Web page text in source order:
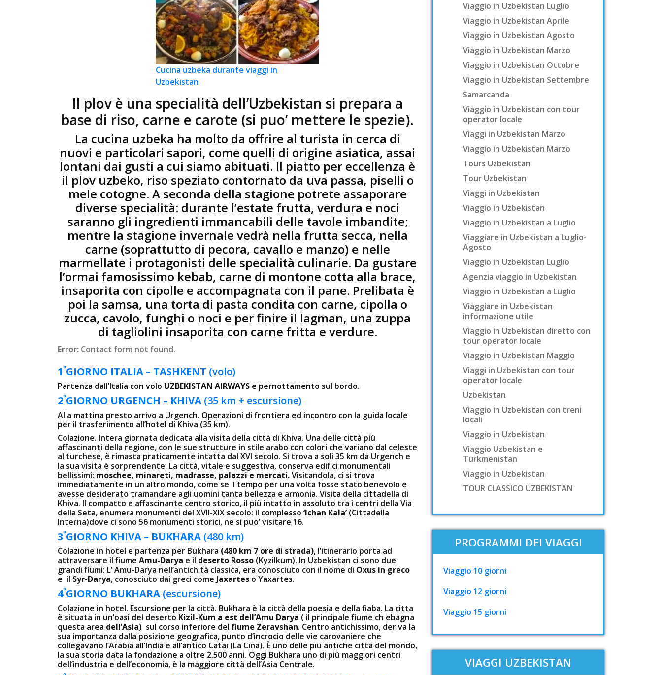
Cucina uzbeka durante viaggi in
Uzbekistan
Il plov è una specialità dell’Uzbekistan si prepara a
base di riso, carne e carote (si puo’ mettere le spezie).
La cucina uzbeka ha molto da offrire al turista in cerca di
nuovi e particolari sapori, come quelli di origine asiatica, assai
lontani dai gusti a cui siamo abituati. Il piatto per eccellenza è
il plov uzbeko, riso speziato contornato da uva passa, piselli o
mele cotogne. A seconda della stagione potrete assaporare
diverse specialità: durante l’estate frutta, verdura e noci
saranno gli ingredienti immancabili delle tavole imbandite;
mentre la stagione invernale vedrà nella frutta secca, nella
carne (soprattutto di pecora, cavallo e manzo) e nelle
marmellate i protagonisti delle specialità culinarie. Da gustare
l’ormai famosissimo kebab, carne di montone cotta alla brace,
insaporita con cipolle e accompagnata con il pane. Prelibata è
poi la samsa, una torta di pasta condita con carne, cipolla o
zucca, cavolo, funghi o noci e per finire il lagman, una zuppa
di tagliolini insaporita con carne fritta e verdure.
Error: Contact form not found.
1ºGIORNO ITALIA – TASHKENT (volo)
Partenza dall’Italia con volo UZBEKISTAN AIRWAYS e pernottamento sul bordo.
2ºGIORNO URGENCH – KHIVA (35 km + escursione)
Alla mattina presto arrivo a Urgench. Operazioni di frontiera ed incontro con la guida locale
per il trasferimento all’hotel di Khiva (35 km).
Colazione. Intera giornata dedicata alla visita della città di Khiva. Una delle città più
affascinanti della regione, con le sue strutture in stile arabo con colori che variano dal celeste
al turchese, è rimasta praticamente intatta dal XVI secolo. Si trova a soli 35 km da Urgench e
la sua visita è sorprendente. La città, vitale e suggestiva, conserva edifici monumentali
bellissimi: moschee, minareti, madrasse, palazzi e mercati.Visitandola, ci si trova
immediatamente in un altro mondo, come se il tempo per una volta fosse stato benevolo e
avesse desiderato tramandare agli uomini tanta bellezza e armonia. Visita della cittadella di
Khiva. Il compatto e affascinante centro storico, il più intatto in assoluto tra i centri della Via
della Seta, enumera monumenti del XVII-XIX secolo: il complesso ‘Ichan Kala’(Cittadella
Interna)dove ci sono 56 monumenti storici, ne si puo’ visitare 16.
3ºGIORNO KHIVA – BUKHARA (480 km)
Colazione in hotel e partenza per Bukhara (480 km 7 ore di strada), l’itinerario porta ad
attraversare il fiume Amu-Darya e il deserto Rosso (Kyzilkum). In Uzbekistan ci sono due
grandi fiumi: L’ Amu-Darya nell’antichità classica, era conosciuto con il nome di Oxus in greco
e il Syr-Darya, conosciuto dai greci come Jaxartes o Yaxartes.
4ºGIORNO BUKHARA (escursione)
Colazione in hotel. Escursione per la città. Bukhara è la città della poesia e della fiaba. La cittа
è situata in un’oasi del deserto Kizil-Kum a est dell’Amu Darya ( il principale fiume ch ebagna
questa area dell’Asia) sul corso inferiore del fiume Zeravshan. Centro antichissimo, deriva la
sua importanza dalla posizione geografica, punto d’incrocio delle vie carovaniere che
collegavano l’Arabia all’India e all’antico Catai (La Cina). È uno delle più antiche città del mondo,
la sua storia data la fondazione a oltre 2.500 anni. Oggi Bukhara uno di più maggiori centri
dell’industria e dell’economia, è la maggiore città dell’Asia Centrale.
Viaggio in Uzbekistan Luglio
Viaggio in Uzbekistan Aprile
Viaggio in Uzbekistan Agosto
Viaggio in Uzbekistan Marzo
Viaggio in Uzbekistan Ottobre
Viaggio in Uzbekistan Settembre
Samarcanda
Viaggio in Uzbekistan con tour
operator locale
Viaggi in Uzbekistan Marzo
Viaggio in Uzbekistan Marzo
Tours Uzbekistan
Tour Uzbekistan
Viaggi in Uzbekistan
Viaggio in Uzbekistan
Viaggio in Uzbekistan a Luglio
Viaggiare in Uzbekistan a Luglio-
Agosto
Viaggio in Uzbekistan Luglio
Agenzia viaggio in Uzbekistan
Viaggio in Uzbekistan a Luglio
Viaggiare in Uzbekistan
informazione utile
Viaggio in Uzbekistan diretto con
tour operator locale
Viaggio in Uzbekistan Maggio
Viaggi in Uzbekistan con tour
operator locale
Uzbekistan
Viaggio in Uzbekistan con treni
locali
Viaggio in Uzbekistan
Viaggio Uzbekistan e
Turkmenistan
Viaggio in Uzbekistan
TOUR CLASSICO UZBEKISTAN
PROGRAMMI DEI VIAGGI
Viaggio 10 giorni
Viaggio 12 giorni
Viaggio 15 giorni
VIAGGI UZBEKISTAN